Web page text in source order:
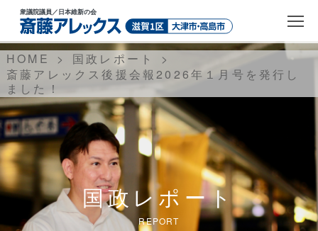
衆議院議員／日本維新の会
国政レポート
REPORT
HOME
国政レポート
斎藤アレックス後援会報2026年１月号を発行し
ました！